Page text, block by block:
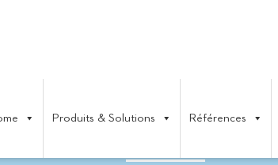
Produits & Solutions Références